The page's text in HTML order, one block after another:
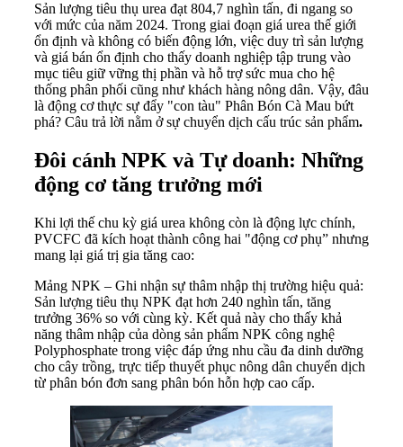
Sản lượng tiêu thụ urea đạt 804,7 nghìn tấn, đi ngang so
với mức của năm 2024. Trong giai đoạn giá urea thế giới
ổn định và không có biến động lớn, việc duy trì sản lượng
và giá bán ổn định cho thấy doanh nghiệp tập trung vào
mục tiêu giữ vững thị phần và hỗ trợ sức mua cho hệ
thống phân phối cũng như khách hàng nông dân. Vậy, đâu
là động cơ thực sự đẩy "con tàu" Phân Bón Cà Mau bứt
phá? Câu trả lời nằm ở sự chuyển dịch cấu trúc sản phẩm.
Đôi cánh NPK và Tự doanh: Những
động cơ tăng trưởng mới
Khi lợi thế chu kỳ giá urea không còn là động lực chính,
PVCFC đã kích hoạt thành công hai "động cơ phụ” nhưng
mang lại giá trị gia tăng cao:
Mảng NPK – Ghi nhận sự thâm nhập thị trường hiệu quả:
Sản lượng tiêu thụ NPK đạt hơn 240 nghìn tấn, tăng
trưởng 36% so với cùng kỳ. Kết quả này cho thấy khả
năng thâm nhập của dòng sản phẩm NPK công nghệ
Polyphosphate trong việc đáp ứng nhu cầu đa dinh dưỡng
cho cây trồng, trực tiếp thuyết phục nông dân chuyển dịch
từ phân bón đơn sang phân bón hỗn hợp cao cấp.